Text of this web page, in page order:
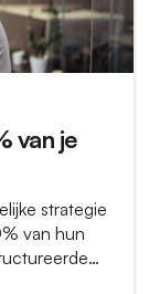
van je
strategie
van hun